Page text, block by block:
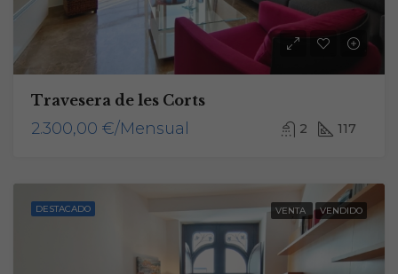
Travesera de les Corts
2.300,00 €/Mensual 2 117
DESTACADO VENTA VENDIDO